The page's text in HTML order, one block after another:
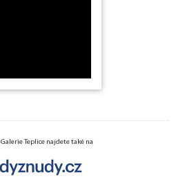
Galerie Teplice najdete také na